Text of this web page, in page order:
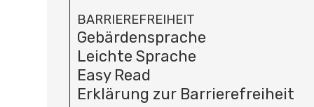
BARRIEREFREIHEIT
Gebärdensprache
Leichte Sprache
Easy Read
Erklärung zur Barrierefreiheit